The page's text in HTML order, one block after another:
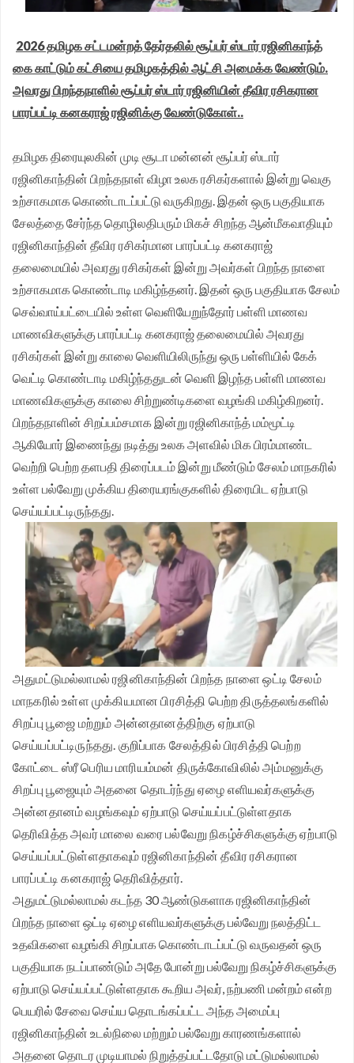
சங்க மாநில தலைவர் வேலுச்சாமி வேண்டுகோள்.
2026 தமிழக சட்டமன்றத் தேர்தலில் சூப்பர் ஸ்டார் ரஜினிகாந்த்
கை காட்டும் கட்சியை தமிழகத்தில் ஆட்சி அமைக்க வேண்டும்.
அவரது பிறந்தநாளில் சூப்பர் ஸ்டார் ரஜினியின் தீவிர ரசிகரான
பாரப்பட்டி கனகராஜ் ரஜினிக்கு வேண்டுகோள்..
தமிழக திரையுலகின் முடி சூடா மன்னன் சூப்பர் ஸ்டார்
ரஜினிகாந்தின் பிறந்தநாள் விழா உலக ரசிகர்களால் இன்று வெகு
உற்சாகமாக கொண்டாடப்பட்டு வருகிறது. இதன் ஒரு பகுதியாக
சேலத்தை சேர்ந்த தொழிலதிபரும் மிகச் சிறந்த ஆன்மீகவாதியும்
ரஜினிகாந்தின் தீவிர ரசிகர்மான பாரப்பட்டி கனகராஜ்
தலைமையில் அவரது ரசிகர்கள் இன்று அவர்கள் பிறந்த நாளை
உற்சாகமாக கொண்டாடி மகிழ்ந்தனர். இதன் ஒரு பகுதியாக சேலம்
செவ்வாய்பட்டையில் உள்ள வெளியேறுந்தோர் பள்ளி மாணவ
மாணவிகளுக்கு பாரப்பட்டி கனகராஜ் தலைமையில் அவரது
ரசிகர்கள் இன்று காலை வெளியிலிருந்து ஒரு பள்ளியில் கேக்
வெட்டி கொண்டாடி மகிழ்ந்ததுடன் வெளி இழந்த பள்ளி மாணவ
மாணவிகளுக்கு காலை சிற்றுண்டிகளை வழங்கி மகிழ்கிறனர்.
பிறந்தநாளின் சிறப்பம்சமாக இன்று ரஜினிகாந்த் மம்மூட்டி
ஆகியோர் இணைந்து நடித்து உலக அளவில் மிக பிரம்மாண்ட
வெற்றி பெற்ற தளபதி திரைப்படம் இன்று மீண்டும் சேலம் மாநகரில்
உள்ள பல்வேறு முக்கிய திரையரங்குகளில் திரையிட ஏற்பாடு
செய்யப்பட்டிருந்தது.
அதுமட்டுமல்லாமல் ரஜினிகாந்தின் பிறந்த நாளை ஒட்டி சேலம்
மாநகரில் உள்ள முக்கியமான பிரசித்தி பெற்ற திருத்தலங்களில்
சிறப்பு பூஜை மற்றும் அன்னதானத்திற்கு ஏற்பாடு
செய்யப்பட்டிருந்தது. குறிப்பாக சேலத்தில் பிரசித்தி பெற்ற
கோட்டை ஸ்ரீ பெரிய மாரியம்மன் திருக்கோவிலில் அம்மனுக்கு
சிறப்பு பூஜையும் அதனை தொடர்ந்து ஏழை எளியவர்களுக்கு
அன்னதானம் வழங்கவும் ஏற்பாடு செய்யப்பட்டுள்ளதாக
தெரிவித்த அவர் மாலை வரை பல்வேறு நிகழ்ச்சிகளுக்கு ஏற்பாடு
செய்யப்பட்டுள்ளதாகவும் ரஜினிகாந்தின் தீவிர ரசிகரான
பாரப்பட்டி கனகராஜ் தெரிவித்தார்.
அதுமட்டுமல்லாமல் கடந்த 30 ஆண்டுகளாக ரஜினிகாந்தின்
பிறந்த நாளை ஒட்டி ஏழை எளியவர்களுக்கு பல்வேறு நலத்திட்ட
உதவிகளை வழங்கி சிறப்பாக கொண்டாடப்பட்டு வருவதன் ஒரு
பகுதியாக நடப்பாண்டும் அதே போன்று பல்வேறு நிகழ்ச்சிகளுக்கு
ஏற்பாடு செய்யப்பட்டுள்ளதாக கூறிய அவர், நற்பணி மன்றம் என்ற
பெயரில் சேவை செய்ய தொடங்கப்பட்ட அந்த அமைப்பு
ரஜினிகாந்தின் உடல்நிலை மற்றும் பல்வேறு காரணங்களால்
அதனை தொடர முடியாமல் நிறுத்தப்பட்டதோடு மட்டுமல்லாமல்